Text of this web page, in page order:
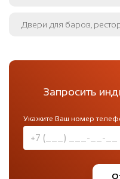
Двери для баров,
Запросить
Укажите Ваш номер